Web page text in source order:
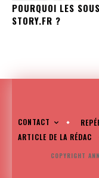
POURQUOI LES
STORY.FR ?
CONTACT
ARTICLE DE LA RÉDAC
COPYRIGHT